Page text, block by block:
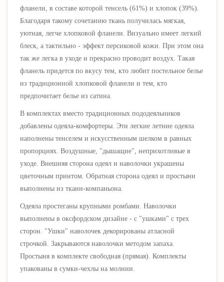
фланели, в составе которой тенсель (61%) и хлопок (39%).
Благодаря такому сочетанию ткань получилась мягкая,
уютная, легче хлопковой фланели. Визуально имеет легкий
блеск, а тактильно - эффект персиковой кожи. При этом она
так же легка в уходе и прекрасно проводит воздух. Такая
фланель придется по вкусу тем, кто любит постельное белье
из традиционной хлопковой фланели и тем, кто
предпочитает белье из сатина.
В комплектах вместо традиционных пододеяльников
добавлены одеяла-комфортеры. Эти легкие летние одеяла
наполнены тенселем и искусственным шелком в равных
пропорциях. Воздушные, "дышащие", неприхотливые в
уходе. Внешняя сторона одеял и наволочки украшены
цветочным принтом. Обратная сторона одеял и простыни
выполнены из ткани-компаньона.
Одеяла простеганы крупными ромбами. Наволочки
выполнены в оксфордском дизайне - с "ушками" с трех
сторон. "Ушки" наволочек декорированы атласной
строчкой. Закрываются наволочки методом запаха.
Простыня в комплекте свободная (прямая). Комплекты
упакованы в сумки-чехлы на молнии.